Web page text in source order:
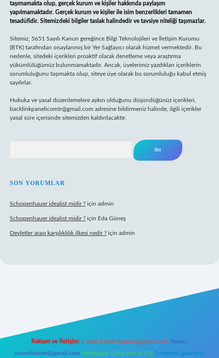
taşımamakta olup, gerçek kurum ve kişiler hakkında paylaşım
yapılmamaktadır. Gerçek kurum ve kişiler ile isim benzerlikleri tamamen
tesadüfidir. Sitemizdeki bilgiler taslak halindedir ve tavsiye niteliği taşımazlar.
Sitemiz, 5651 Sayılı Kanun gereğince Bilgi Teknolojileri ve İletişim Kurumu
(BTK) tarafından onaylanmış bir Yer Sağlayıcı olarak hizmet vermektedir. Bu
nedenle, sitedeki içerikleri proaktif olarak denetleme veya araştırma
yükümlülüğümüz bulunmamaktadır. Ancak, üyelerimiz yazdıkları içeriklerin
sorumluluğunu taşımakta olup, siteye üye olarak bu sorumluluğu kabul etmiş
sayılırlar.
Hukuka ve yasal düzenlemelere aykırı olduğunu düşündüğünüz içerikleri,
backlinkpanelicomtr@gmail.com adresine bildirmeniz halinde, ilgili içerikler
yasal süre içerisinde sitemizden kaldırılacaktır.
SON YORUMLAR
Schopenhauer idealist midir ? için admin
Schopenhauer idealist midir ? için Eda Güneş
Devletler arası karşılıklılık ilkesi nedir ? için admin
Reklam ve İletişim: E-mail: backlinkpaneli@gmail.com Teams:
forumhizmeti@gmail.com Whatsapp: 0262 606 0 726 Telegram: @karabul